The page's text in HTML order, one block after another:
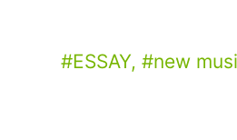
ESSAY, new